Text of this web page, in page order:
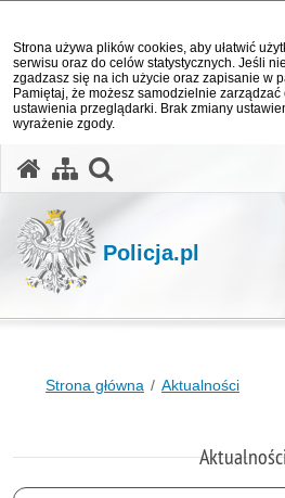
Strona używa plików cookies, aby ułatwić
serwisu oraz do celów statystycznych. Jeśli
zgadzasz się na ich użycie oraz zapisanie w
Pamiętaj, że możesz samodzielnie
ustawienia przeglądarki. Brak zmiany
wyrażenie zgody.
Policja.pl
Strona główna Aktualności